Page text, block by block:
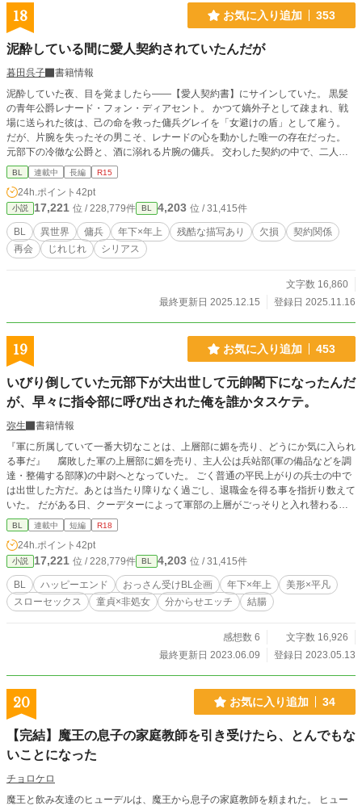
18 お気に入り追加 353
泥酔している間に愛人契約されていたんだが
暮田呉子
書籍情報
泥酔していた夜、目を覚ましたら――【愛人契約書】にサインしていた。 黒髪
の青年公爵レナード・フォン・ディアセント。 かつて嫡外子として疎まれ、戦
場に送られた彼は、己の命を救った傭兵グレイを「女避けの盾」として雇う。
だが、片腕を失ったその男こそ、レナードの心を動かした唯一の存在だった。
元部下の冷徹な公爵と、酒に溺れる片腕の傭兵。 交わした契約の中で、二人の
距離は少しずつ近づいていくが――。
BL 連載中 長編 R15
24h.ポイント 42pt
小説 17,221 位 / 228,779件 BL 4,203 位 / 31,415件
BL 異世界 傭兵 年下×年上 残酷な描写あり 欠損
契約関係
再会
じれじれ シリアス
文字数 16,860
最終更新日 2025.12.15
登録日 2025.11.16
19 お気に入り追加 453
いびり倒していた元部下が大出世して元帥閣下になったんだ
が、早々に指令部に呼び出された俺を誰かタスケテ。
弥生
書籍情報
『軍に所属していて一番大切なことは、上層部に媚を売り、どうにか気に入られ
る事だ』 腐敗した軍の上層部に媚を売り、主人公は兵站部(軍の備品などを調
達・整備する部隊)の中尉へとなっていた。 ごく普通の平民上がりの兵士の中で
は出世した方だ。あとは当たり障りなく過ごし、退職金を得る事を指折り数えて
いた。 だがある日、クーデターによって軍部の上層がごっそりと入れ替わる。
新しい元帥閣下などの名前を見れば血の気が引いた。 10年前、上層部に媚を売
るためにいびり倒していた新兵たちの名が書き記されていたのだ。 脳裏によぎ
る酷いいびりの数々。 極力関わらないようにするが、無慈悲にも突きつけられ
る本部への『召集状』。 過去の己のしたことからは逃れられない。因果応報の
わからせ○。○○が始まろうとしていた。 【要素】 底辺から出世した閣下×いびっ
ていた部下が出世した元上官 色々とドスケベの後はハピエンです。 頭空っぽに
して読んでいただけると幸いです！ 2022年に行ったおっさん受けのアンケート
下記の要素で書いてくださったのを受けて、ネタがあった事を思い出して書いて
みました。 まー様に捧げます！ 【設 定】閣下×元上官 【性 癖】スローおせ
す。 ※ムーンライトノベルズにも掲載しています。
BL 連載中 短編 R18
24h.ポイント 42pt
小説 17,221 位 / 228,779件 BL 4,203 位 / 31,415件
BL ハッピーエンド おっさん受けBL企画 年下×年上
美形×平凡
スローセックス
童貞×非処女 分からせエッチ 結腸
感想数 6
文字数 16,926
最終更新日 2023.06.09
登録日 2023.05.13
20 お気に入り追加 34
【完結】魔王の息子の家庭教師を引き受けたら、とんでもな
いことになった
チョロケロ
魔王と飲み友達のヒューデルは、魔王から息子の家庭教師を頼まれた。 ヒュー